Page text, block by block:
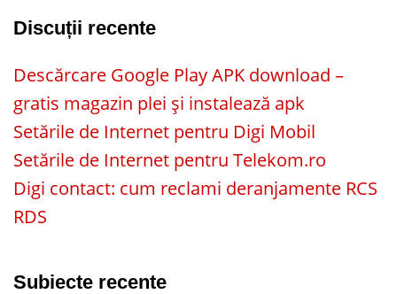
Discuții recente
Descărcare Google Play APK download –
gratis magazin plei și instalează apk
Setările de Internet pentru Digi Mobil
Setările de Internet pentru Telekom.ro
Digi contact: cum reclami deranjamente RCS
RDS
Subiecte recente